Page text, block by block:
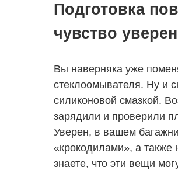
Подготовка
чувство
Вы наверняка уже
стеклоомывателя. Ну и
силиконовой смазкой.
зарядили и проверили
Уверен, в вашем
«крокодилами», а также
знаете, что эти вещи